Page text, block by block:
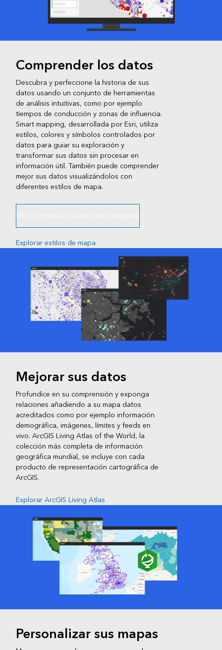
Comprender los datos
Descubra y perfeccione la historia de sus
datos usando un conjunto de herramientas
de análisis intuitivas, como por ejemplo
tiempos de conducción y zonas de influencia.
Smart mapping, desarrollada por Esri, utiliza
estilos, colores y símbolos controlados por
datos para guiar su exploración y
transformar sus datos sin procesar en
información útil. También puede comprender
mejor sus datos visualizándolos con
diferentes estilos de mapa.
Más información sobre smart mapping
Explorar estilos de mapa
Mejorar sus datos
Profundice en su comprensión y exponga
relaciones añadiendo a su mapa datos
acreditados como por ejemplo información
demográfica, imágenes, límites y feeds en
vivo. ArcGIS Living Atlas of the World, la
colección más completa de información
geográfica mundial, se incluye con cada
producto de representación cartográfica de
ArcGIS.
Explorar ArcGIS Living Atlas
Personalizar sus mapas